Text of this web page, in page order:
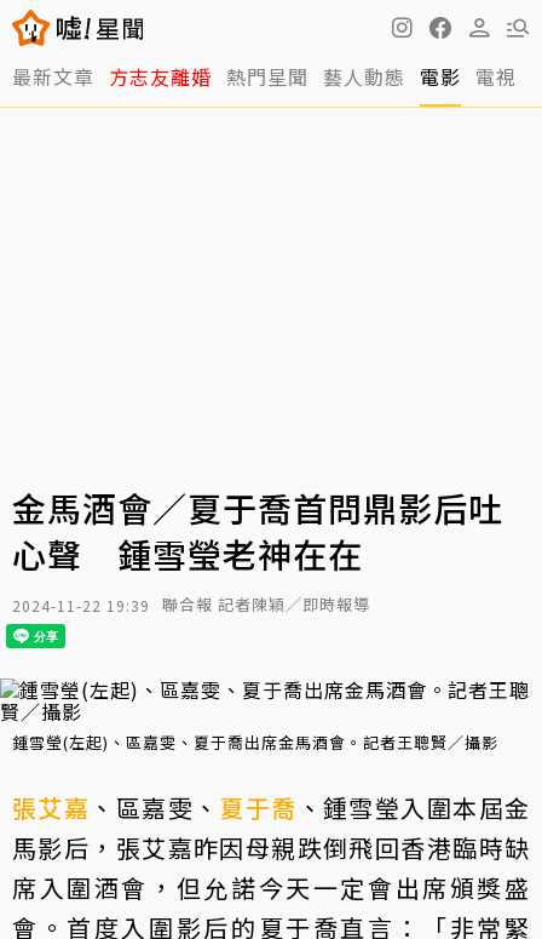
最新文章 方志友離婚 熱門星聞 藝人動態 電影 電視
金馬酒會／夏于喬首問鼎影后吐
心聲 鍾雪瑩老神在在
2024-11-22 19:39 聯合報 記者陳穎／即時報導
鍾雪瑩(左起)、區嘉雯、夏于喬出席金馬酒會。記者王聰賢／攝影
張艾嘉 、區嘉雯、 夏于喬 、鍾雪瑩入圍本屆金
馬影后，張艾嘉昨因母親跌倒飛回香港臨時缺
席入圍酒會，但允諾今天一定會出席頒獎盛
會。首度入圍影后的夏于喬直言：「非常緊